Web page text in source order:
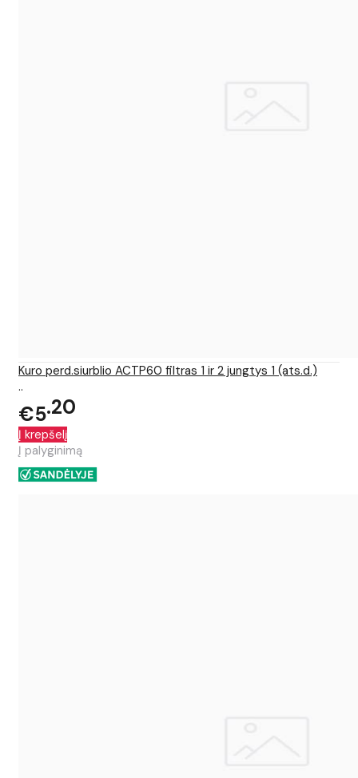
Kuro perd.siurblio ACTP60 filtras 1 ir 2 jungtys 1 (ats.d.)
..
€5 20
Į krepšelį
Į palyginimą